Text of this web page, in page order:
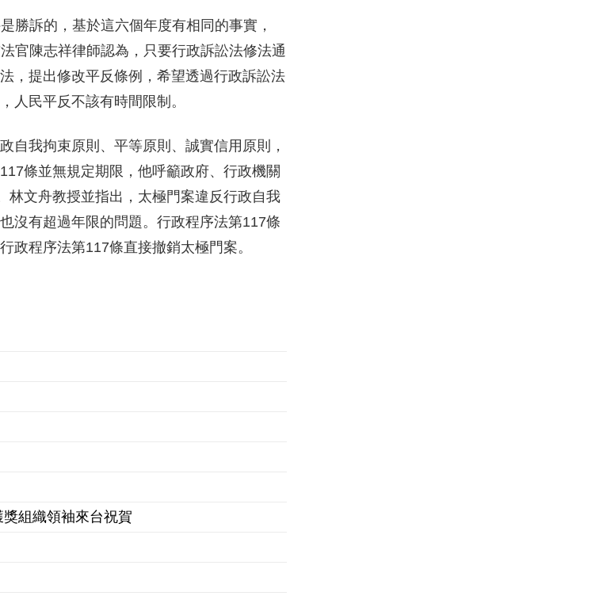
勝訴的，基於這六個年度有相同的事實，
官陳志祥律師認為，只要行政訴訟法修法通
，提出修改平反條例，希望透過行政訴訟法
人民平反不該有時間限制。
自我拘束原則、平等原則、誠實信用原則，
條並無規定期限，他呼籲政府、行政機關
林文舟教授並指出，太極門案違反行政自我
沒有超過年限的問題。行政程序法第117條
政程序法第117條直接撤銷太極門案。
組織領袖來台祝賀